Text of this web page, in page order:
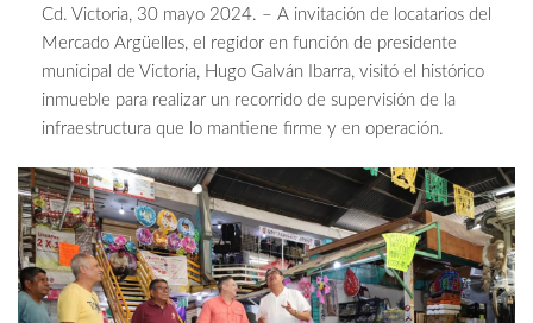
Cd. Victoria, 30 mayo 2024. – A invitación de locatarios del
Mercado Argüelles, el regidor en función de presidente
municipal de Victoria, Hugo Galván Ibarra, visitó el histórico
inmueble para realizar un recorrido de supervisión de la
infraestructura que lo mantiene firme y en operación.